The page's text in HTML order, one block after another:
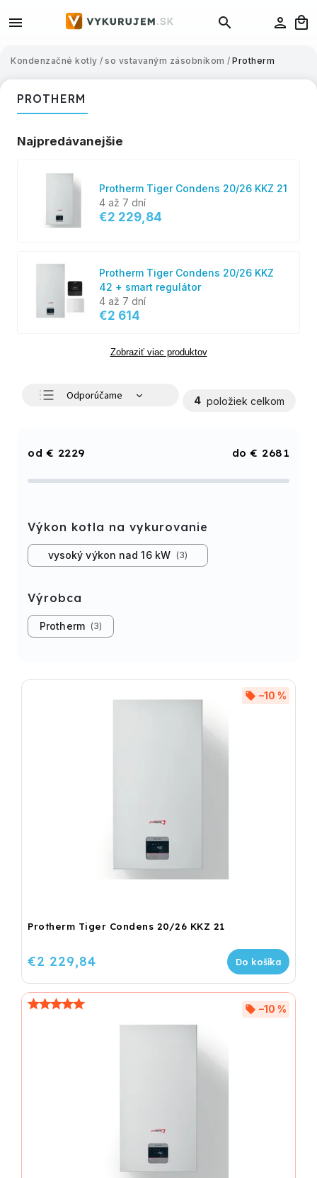
Kondenzačné kotly / so vstavaným zásobníkom / Protherm
PROTHERM
Najpredávanejšie
Protherm Tiger Condens 20/26 KKZ 21
4 až 7 dní
€2 229,84
Protherm Tiger Condens 20/26 KKZ
42 + smart regulátor
4 až 7 dní
€2 614
Zobraziť viac produktov
Odporúčame
Abecedne
4 položiek celkom
€ 2229 € 2681
Výkon kotla na vykurovanie
vysoký výkon nad 16 kW 3
Výrobca
Protherm 3
Protherm Tiger Condens 20/26 KKZ 21
–10 %
€2 229,84 Do košíka
–10 %